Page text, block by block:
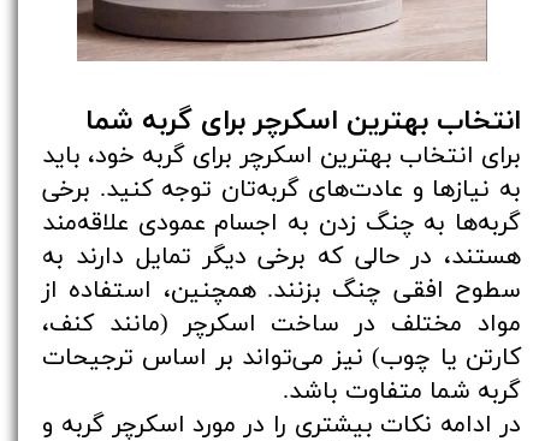
انتخاب بهترین اسکرچر برای گربه شما
برای انتخاب بهترین اسکرچر برای گربه خود، باید
به نیازها و عادت‌های گربه‌تان توجه کنید. برخی
گربه‌ها به چنگ زدن به اجسام عمودی علاقه‌مند
هستند، در حالی که برخی دیگر تمایل دارند به
سطوح افقی چنگ بزنند. همچنین، استفاده از
مواد مختلف در ساخت اسکرچر (مانند کنف،
کارتن یا چوب) نیز می‌تواند بر اساس ترجیحات
گربه شما متفاوت باشد.
در ادامه نکات بیشتری را در مورد اسکرچر گربه و